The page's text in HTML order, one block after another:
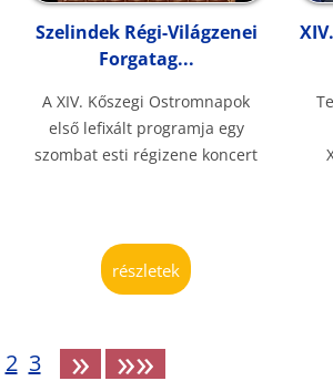
Szelindek Régi-Világzenei
Forgatag...
A XIV. Kőszegi Ostromnapok
első lefixált programja egy
szombat esti régizene koncert
részletek
2 3 » »»